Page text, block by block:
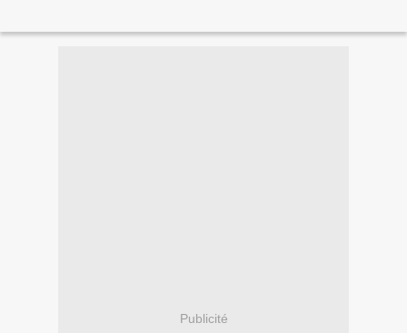
Publicité